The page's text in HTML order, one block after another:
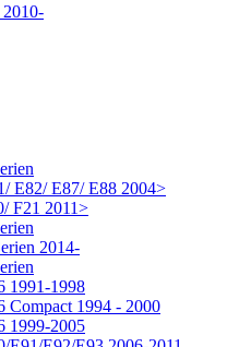
E82/ E87/ E88 2004>
F21 2011>
2014-
1991-1998
Compact 1994 - 2000
1999-2005